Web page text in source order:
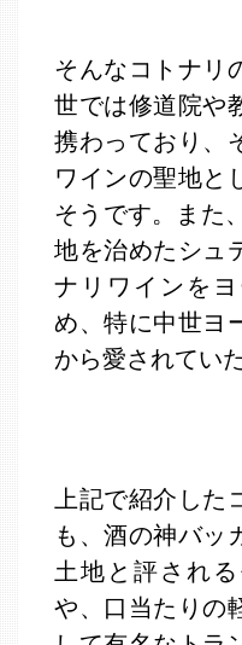
そんなコトナリ
世では修道院や
携わっており、
ワインの聖地と
そうです。また
地を治めたシュ
ナリワインを
め、特に中世ヨ
から愛されてい
上記で紹介した
も、酒の神バッ
土地と評され
や、口当たりの